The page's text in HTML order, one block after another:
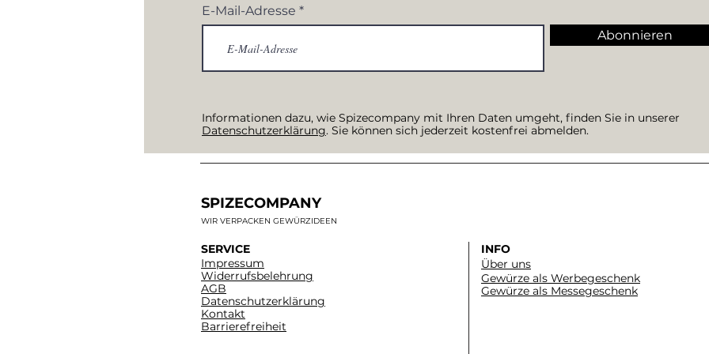
E-Mail-Adresse
Abonnieren
Informationen dazu, wie Spizecompany mit Ihren Daten umgeht, finden Sie in unserer
Datenschutzerklärung. Sie können sich jederzeit kostenfrei abmelden.
SPIZECOMPANY
WIR VERPACKEN GEWÜRZIDEEN
SERVICE
Impressum
Widerrufsbelehrung
AGB
Datenschutzerklärung
Kontakt
Barrierefreiheit
INFO
Über uns
Gewürze als Werbegeschenk
Gewürze als Messegeschenk